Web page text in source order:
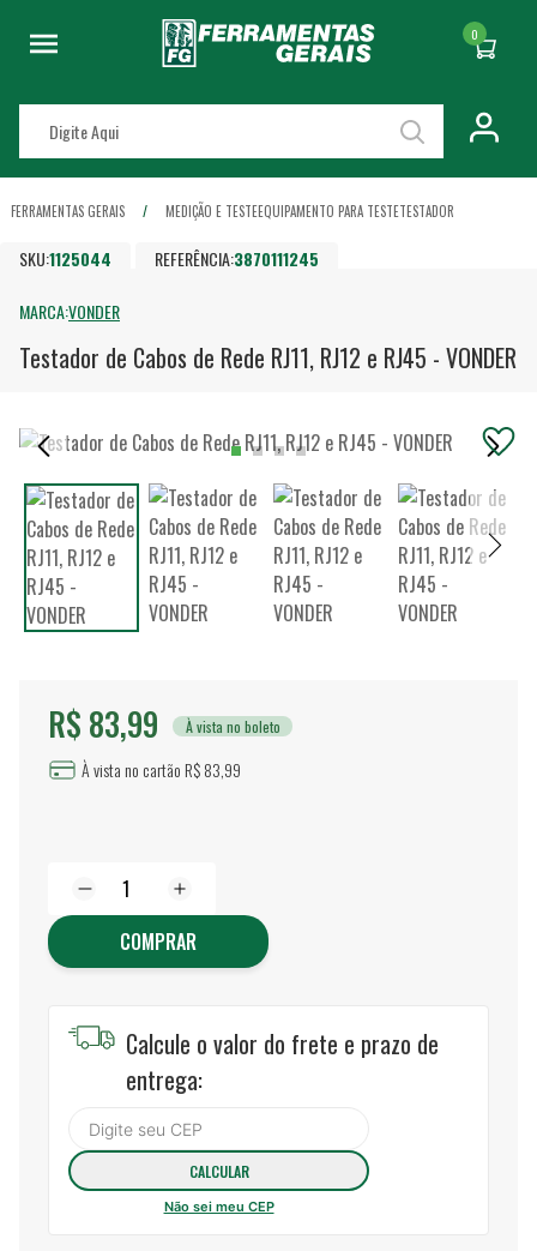
0
FERRAMENTAS GERAIS MEDIÇÃO E TESTEEQUIPAMENTO PARA TESTETESTADOR
SKU:1125044 REFERÊNCIA:3870111245
MARCA:VONDER
Testador de Cabos de Rede RJ11, RJ12 e RJ45 - VONDER
R$ 83,99 À vista no boleto
À vista no cartão R$ 83,99
COMPRAR
Calcule o valor do frete e prazo de
entrega:
Não sei meu CEP